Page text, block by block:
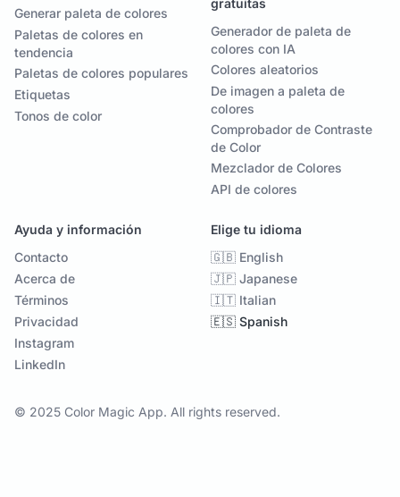
Generar paleta de colores
Paletas de colores en
tendencia
Paletas de colores populares
Etiquetas
Tonos de color
gratuitas
Generador de paleta de
colores con IA
Colores aleatorios
De imagen a paleta de
colores
Comprobador de Contraste
de Color
Mezclador de Colores
API de colores
Ayuda y información
Contacto
Acerca de
Términos
Privacidad
Instagram
LinkedIn
Elige tu idioma
🇬🇧 English
🇯🇵 Japanese
🇮🇹 Italian
🇪🇸 Spanish
© 2025 Color Magic App. All rights reserved.